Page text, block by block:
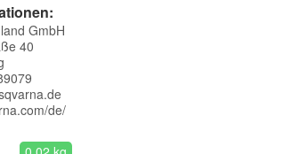
GmbH
40
de/